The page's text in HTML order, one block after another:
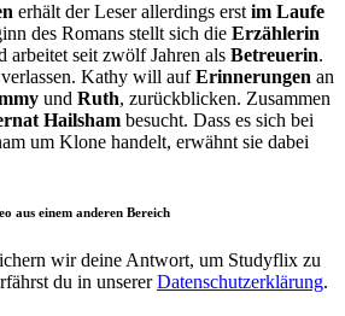
erhält der Leser allerdings erstim Laufe
des Romans stellt sich die Erzählerin
arbeitet seit zwölf Jahren als Betreuerin.
Kathy will aufErinnerungen an
und Ruth, zurückblicken. Zusammen
Hailsham besucht. Dass es sich bei
um Klone handelt, erwähnt sie dabei
aus einem anderen Bereich
wir deine Antwort, um Studyflix zu
du in unsererDatenschutzerklärung.